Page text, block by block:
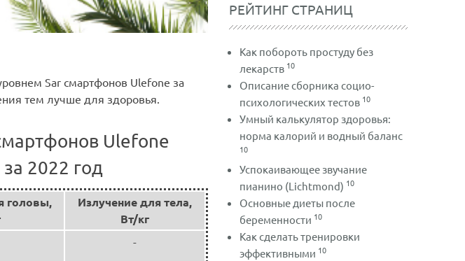
Sar смартфонов Ulefone за
тем лучше для здоровья.
Ulefone
2022 год
головы,
Излучение для тела,
Вт/кг
-
РЕЙТИНГ СТРАНИЦ
Как побороть простуду без
лекарств 10
Описание сборника социо-
психологических тестов 10
Умный калькулятор здоровья:
норма калорий и водный баланс
10
Успокаивающее звучание
пианино (Lichtmond) 10
Основные диеты после
беременности 10
Как сделать тренировки
эффективными 10